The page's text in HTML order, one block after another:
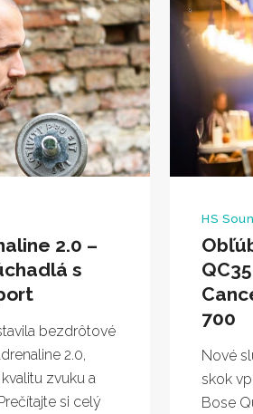
2.0 –
s
bezdrôtové
2.0,
zvuku a
si celý
HS
700
Nové
skok
Bose